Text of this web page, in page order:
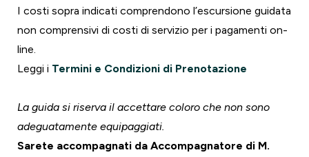
I costi sopra indicati comprendono l’escursione guidata
non comprensivi di costi di servizio per i pagamenti on-
line.
Leggi i Termini e Condizioni di Prenotazione
La guida si riserva il accettare coloro che non sono
adeguatamente equipaggiati.
Sarete accompagnati da Accompagnatore di M.